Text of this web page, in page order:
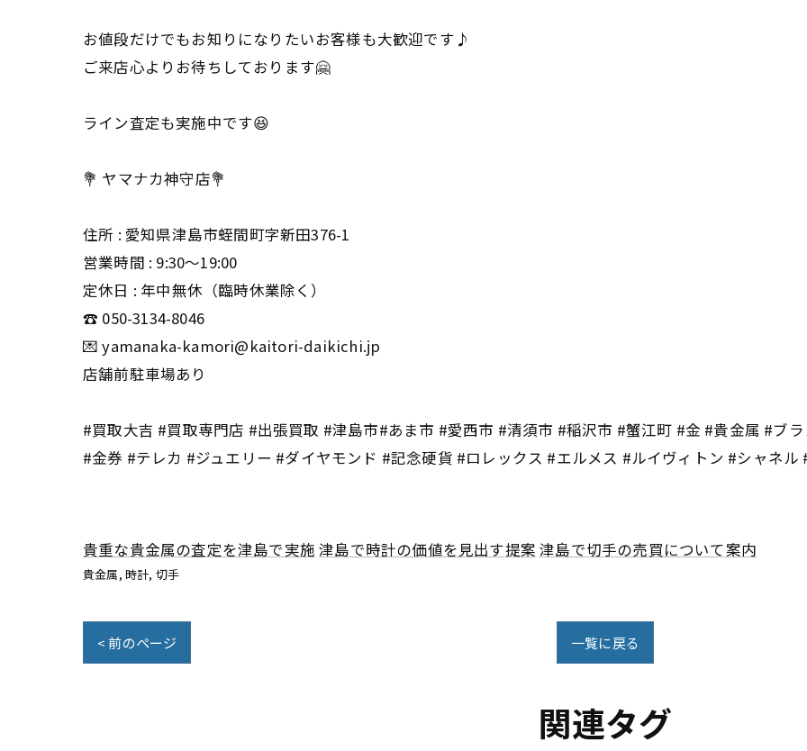
お値段だけでもお知りになりたいお客様も大歓迎です♪
ご来店心よりお待ちしております🤗
ライン査定も実施中です😆
💐 ヤマナカ神守店💐
住所 : 愛知県津島市蛭間町字新田376-1
営業時間 : 9:30〜19:00
定休日 : 年中無休（臨時休業除く）
☎️ 050-3134-8046
💌 yamanaka-kamori@kaitori-daikichi.jp
店舗前駐車場あり
#買取大吉 #買取専門店 #出張買取 #津島市#あま市 #愛西市 #清須市 #稲沢市 #蟹江町 #金 #貴金属 #ブ
#金券 #テレカ #ジュエリー #ダイヤモンド #記念硬貨 #ロレックス #エルメス #ルイヴィトン #シャネル
貴重な貴金属の査定を津島で実施 津島で時計の価値を見出す提案 津島で切手の売買について案内
貴金属 時計 切手
< 前のページ 一覧に戻る
関連タグ